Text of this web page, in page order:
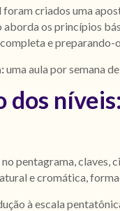
foram criados uma
aborda os princípios
e preparando-
uma aula por semana
dos níveis:
pentagrama, claves,
e cromática,
à escala